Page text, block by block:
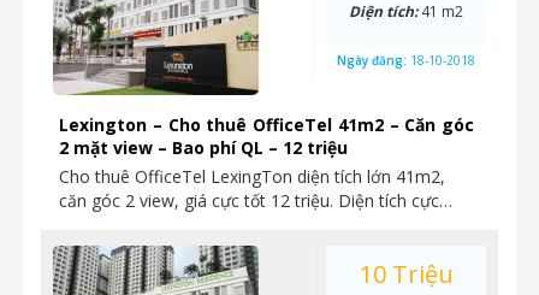
Lexington – Cho thuê OfficeTel 41m2 – Căn góc
2 mặt view – Bao phí QL – 12 triệu
Cho thuê OfficeTel LexingTon diện tích lớn 41m2,
căn góc 2 view, giá cực tốt 12 triệu. Diện tích cực…
Diện tích:41 m2
Ngày đăng: 18-10-2018
10 Triệu